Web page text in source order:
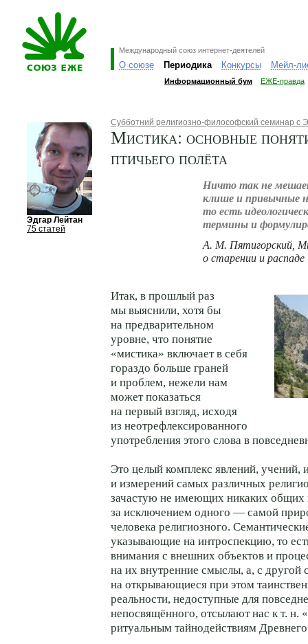
Международный союз интернет-деятелей
О союзе Периодика Конкурсы Мейл-
Информационный бум ЕЖЕ-правда
Эдгар Лейтан
75 статей
Субботний религиозно-философский семинар с
Мистика: основные
птичьего полёта
Ничто так не
клише и привычные
то есть
термины и
А. М. Пятигорский,
о старении и распаде
Итак, в прошлый раз
мы выяснили, хотя бы
на предварительном
уровне, что понятие
«мистика» включает в себя
гораздо больше граней
и проблем, нежели нам
может показаться
на первый взгляд, исходя
из неотрефлексированного
употребления этого слова в
Это целый комплекс явлений, учений,
и измерений самых различных
зачастую не имеющих никаких общих
за исключением одного — самой
человека религиозного.
указывающие на интроспекцию, то
внимания с внешних объектов и
на их внутренние смыслы, а, с другой
на открывающиеся при этом
реальности, недоступные для
непосвящённого, отсылают нас к т. н.
ритуальным тайнодействиям